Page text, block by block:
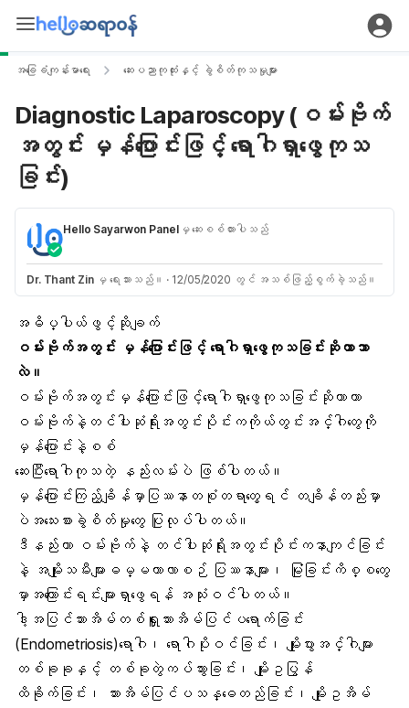
အခြေခံကျန်းမာရေး ဆေးပညာကုထုံးနှင့် ခွဲစိတ်ကုသမှုများ
Diagnostic Laparoscopy (ဝမ်းဗိုက်
အတွင်း မှန်ပြောင်းဖြင့် ရောဂါရှာဖွေကုသ
ခြင်း)
Hello Sayarwon Panelမှ ဆေးစစ်ထားပါသည်
Dr. Thant Zinမှ ရေးသားသည်။ · 12/05/2020 တွင် အသစ်ဖြည့်စွက်ခဲ့သည်။
အဓိပ္ပါယ်ဖွင့်ဆိုချက်
ဝမ်းဗိုက်အတွင်း မှန်ပြောင်းဖြင့် ရောဂါရှာဖွေကုသခြင်းဆိုတာဘာ
လဲ။
ဝမ်းဗိုက်အတွင်းမှန်ပြောင်းဖြင့်ရောဂါရှာဖွေကုသခြင်းဆိုတာဟာ
ဝမ်းဗိုက်နဲ့တင်ပါးဆုံရိုးအတွင်းပိုင်းကကိုယ်တွင်းအင်္ဂါတွေကို
မှန်ပြောင်းနဲ့စစ်
ဆေးပြီးရောဂါကုသတဲ့ နည်းလမ်းပဲ ဖြစ်ပါတယ်။
မှန်ပြောင်းကြည့်ချိန်မှာပြဿနာတစုံတရာတွေ့ရင် တချိန်တည်းမှာ
ပဲအသေးစားခွဲစိတ်မှုတွေ ပြုလုပ်ပါတယ်။
ဒီနည်းဟာ ဝမ်းဗိုက်နဲ့ တင်ပါးဆုံရိုးအတွင်းပိုင်းကနာကျင်ခြင်း
နဲ့ အမျိုးသမီးများဓမ္မတာလာစဉ် ပြဿနာများ၊ မြုံခြင်းကိစ္စတွေ
မှာအကြောင်းရင်းများရှာဖွေရန် အသုံးဝင်ပါတယ်။
ဒါ့အပြင်သားအိမ်တစ်ရှူးသားအိမ်ပြင်ပရောက်ခြင်း
(Endometriosis)ရောဂါ၊ ရောဂါပိုးဝင်ခြင်း၊ မျိုးပွားအင်္ဂါများ
တစ်ခုခုနှင့် တစ်ခုတွဲကပ်သွားခြင်း၊ မျိုးဥပြွန်
ထိခိုက်ခြင်း၊ သားအိမ်ပြင်ပသန္ဓေတည်ခြင်း၊ မျိုးဥအိမ်